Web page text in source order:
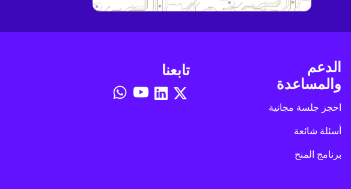
الدعم
والمساعدة
احجز جلسة مجانية
أسئلة شائعة
برنامج المنح
تابعنا